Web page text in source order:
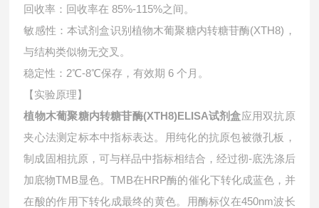
回收率：回收率在 85%-115%之间。
敏感性：本试剂盒识别植物木葡聚糖内转糖苷酶(XTH8)，
与结构类似物无交叉。
稳定性：2℃-8℃保存，有效期 6 个月。
【实验原理】
植物木葡聚糖内转糖苷酶(XTH8)ELISA试剂盒应用双抗原
夹心法测定标本中指标表达。用纯化的抗原包被微孔板，
制成固相抗原，可与样品中指标相结合，经过彻-底洗涤后
加底物TMB显色。TMB在HRP酶的催化下转化成蓝色，并
在酸的作用下转化成最终的黄色。用酶标仪在450nm波长